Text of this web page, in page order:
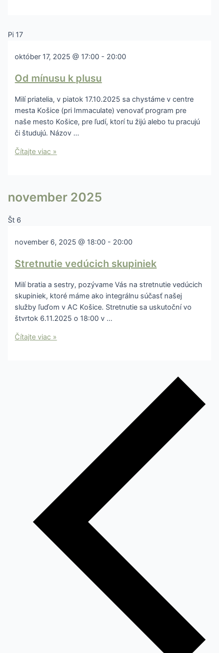
Pi 17
október 17, 2025 @ 17:00 - 20:00
Od mínusu k plusu
Milí priatelia, v piatok 17.10.2025 sa chystáme v centre
mesta Košice (pri Immaculate) venovať program pre
naše mesto Košice, pre ľudí, ktorí tu žijú alebo tu pracujú
či študujú. Názov …
Čítajte viac »
november 2025
Št 6
november 6, 2025 @ 18:00 - 20:00
Stretnutie vedúcich skupiniek
Milí bratia a sestry, pozývame Vás na stretnutie vedúcich
skupiniek, ktoré máme ako integrálnu súčasť našej
služby ľuďom v AC Košice. Stretnutie sa uskutoční vo
štvrtok 6.11.2025 o 18:00 v …
Čítajte viac »